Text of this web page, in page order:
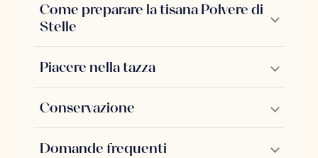
Come preparare la tisana Polvere di
Stelle
Piacere nella tazza
Conservazione
Domande frequenti